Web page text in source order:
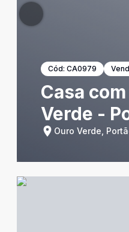
Cód: CA0979
Casa
Verde -
Ouro Verde,